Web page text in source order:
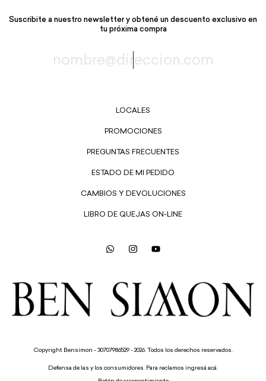
Suscribite a nuestro newsletter y obtené un descuento exclusivo en
tu próxima compra
LOCALES
PROMOCIONES
PREGUNTAS FRECUENTES
ESTADO DE MI PEDIDO
CAMBIOS Y DEVOLUCIONES
LIBRO DE QUEJAS ON-LINE
Copyright Bensimon - 30707986529 - 2026. Todos los derechos reservados.
Defensa de las y los consumidores. Para reclamos ingresá acá.